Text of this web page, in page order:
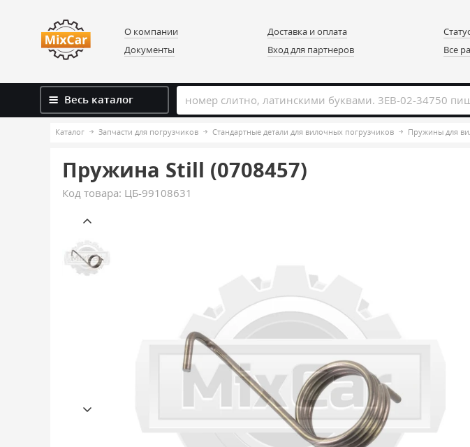
О компании
Документы
Доставка и оплата
Вход для партнеров
Все
Весь каталог
Каталог Запчасти для погрузчиков Стандартные детали для вилочных погрузчиков Пружины для
Пружина Still (0708457)
Код товара: ЦБ-99108631